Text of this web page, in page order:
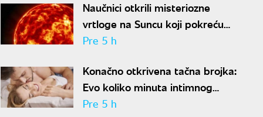
Naučnici otkrili misteriozne
vrtloge na Suncu koji pokreću
solarne baklje
Pre 5 h
Konačno otkrivena tačna brojka:
Evo koliko minuta intimnog
odnosa je ženi potrebno da bi
Pre 5 h